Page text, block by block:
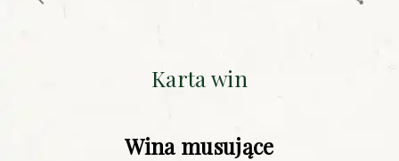
Karta win
Wina musujące